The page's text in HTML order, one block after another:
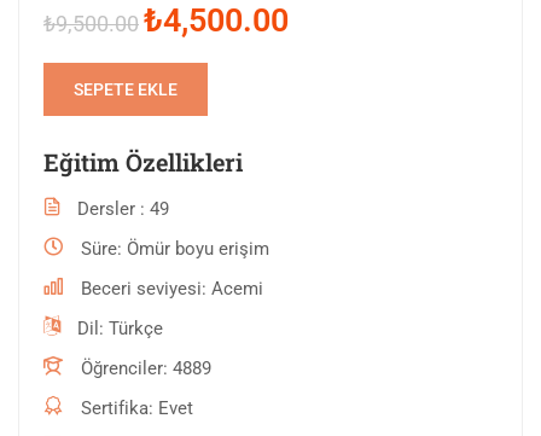
₺9,500.00₺4,500.00
SEPETE EKLE
Eğitim Özellikleri
Dersler
49
Süre Ömür boyu erişim
Beceri seviyesi Acemi
Dil
Türkçe
Öğrenciler 4889
Sertifika Evet